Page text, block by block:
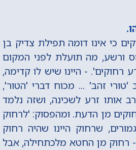
כי אינו דומה תפילת צדיק בן
ורשע, מה תועלת לפני המקום
רחוקים'. - היינו שיש לו קדימה,
זהב' ... מכוח דברי 'הטור',
אותו זרע לשכינה, ושזה נלמד
מן הדעת. ומהפסוק: 'לרחוק
שרחוק היינו שהיה רחוק
רחוק מן החטא מלכתחילה, אבל